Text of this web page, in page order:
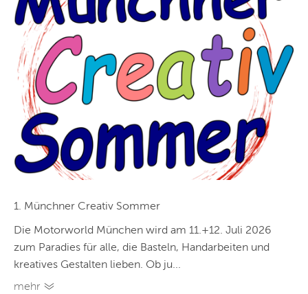
ANDERE
REGIONEN
1. Münchner Creativ Sommer
Die Motorworld München wird am 11.+12. Juli 2026
zum Paradies für alle, die Basteln, Handarbeiten und
kreatives Gestalten lieben. Ob ju...
mehr